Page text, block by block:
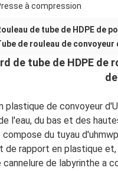
à compression
de tube de HDPE de
de rouleau de convoyeur
de tube de HDPE
plastique de convoyeur
l'eau, du bas et des
du tuyau
de rapport en plastique
cannelure de labyrinthe